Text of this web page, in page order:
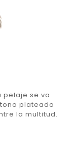
pelaje se va
plateado
la multitud.